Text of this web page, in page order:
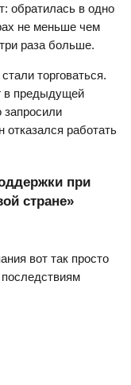
обратилась в одно
не меньше чем
раза больше.
торговаться.
в предыдущей
запросили
отказался работать
при
стране»
вот так просто